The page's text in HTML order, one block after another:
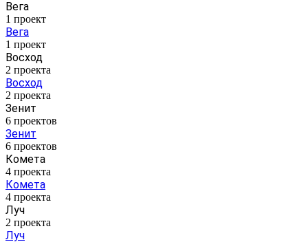
Вега
1 проект
Вега
1 проект
Восход
2 проекта
Восход
2 проекта
Зенит
6 проектов
Зенит
6 проектов
Комета
4 проекта
Комета
4 проекта
Луч
2 проекта
Луч